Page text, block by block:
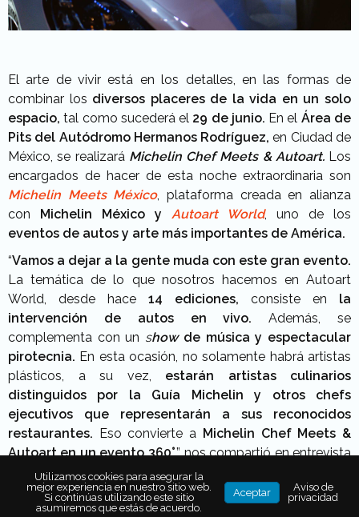
El arte de vivir está en los detalles, en las formas de
combinar los diversos placeres de la vida en un solo
espacio, tal como sucederá el 29 de junio. En el Área de
Pits del Autódromo Hermanos Rodríguez, en Ciudad de
México, se realizará Michelin Chef Meets & Autoart. Los
encargados de hacer de esta noche extraordinaria son
Michelin Meets México, plataforma creada en alianza
con Michelin México y Autoart World, uno de los
eventos de autos y arte más importantes de América.
“Vamos a dejar a la gente muda con este gran evento.
La temática de lo que nosotros hacemos en Autoart
World, desde hace 14 ediciones, consiste en la
intervención de autos en vivo. Además, se
complementa con un showde música y espectacular
pirotecnia. En esta ocasión, no solamente habrá artistas
plásticos, a su vez, estarán artistas culinarios
distinguidos por la Guía Michelin
y otros chefs
ejecutivos que representarán a sus reconocidos
restaurantes. Eso convierte a Michelin Chef Meets &
Autoart en un evento 360°.”, nos compartió en entrevista
Charly Meier , CEO de Autoart World.
Utilizamos cookies para asegurar la
mejor experiencia en nuestro sitio web.
Si continúas utilizando este sitio
asumiremos que estás de acuerdo.
Aceptar
Aviso de
privacidad